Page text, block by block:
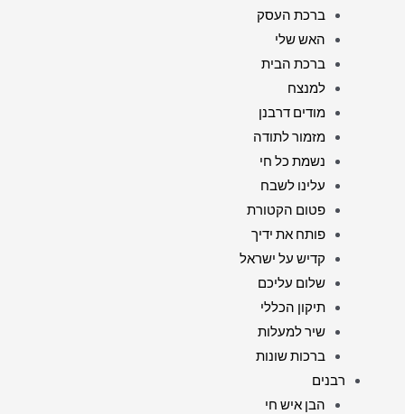
ברכת העסק
האש שלי
ברכת הבית
למנצח
מודים דרבנן
מזמור לתודה
נשמת כל חי
עלינו לשבח
פטום הקטורת
פותח את ידיך
קדיש על ישראל
שלום עליכם
תיקון הכללי
שיר למעלות
ברכות שונות
רבנים
הבן איש חי